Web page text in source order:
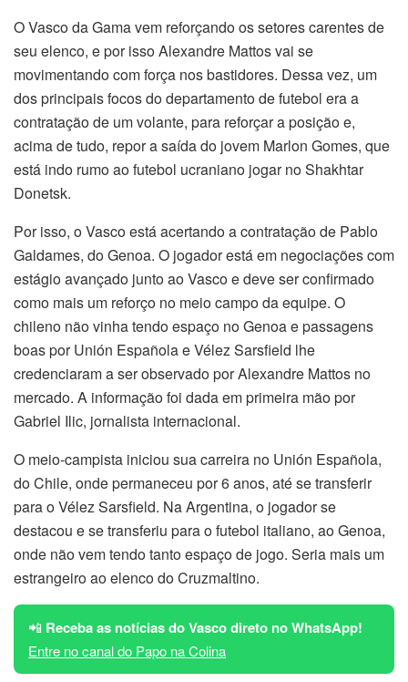
O Vasco da Gama vem reforçando os setores carentes de
seu elenco, e por isso Alexandre Mattos vai se
movimentando com força nos bastidores. Dessa vez, um
dos principais focos do departamento de futebol era a
contratação de um volante, para reforçar a posição e,
acima de tudo, repor a saída do jovem Marlon Gomes, que
está indo rumo ao futebol ucraniano jogar no Shakhtar
Donetsk.
Por isso, o Vasco está acertando a contratação de Pablo
Galdames, do Genoa. O jogador está em negociações com
estágio avançado junto ao Vasco e deve ser confirmado
como mais um reforço no meio campo da equipe. O
chileno não vinha tendo espaço no Genoa e passagens
boas por Unión Española e Vélez Sarsfield lhe
credenciaram a ser observado por Alexandre Mattos no
mercado. A informação foi dada em primeira mão por
Gabriel Ilic, jornalista internacional.
O meio-campista iniciou sua carreira no Unión Española,
do Chile, onde permaneceu por 6 anos, até se transferir
para o Vélez Sarsfield. Na Argentina, o jogador se
destacou e se transferiu para o futebol italiano, ao Genoa,
onde não vem tendo tanto espaço de jogo. Seria mais um
estrangeiro ao elenco do Cruzmaltino.
📲 Receba as notícias do Vasco direto no WhatsApp!
Entre no canal do Papo na Colina